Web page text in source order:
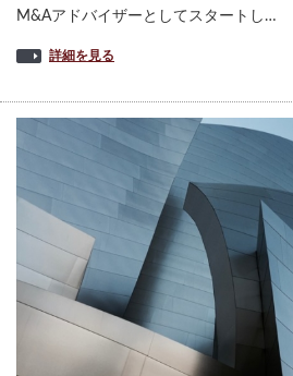
M&Aアドバイザーとしてスタートし…
詳細を見る